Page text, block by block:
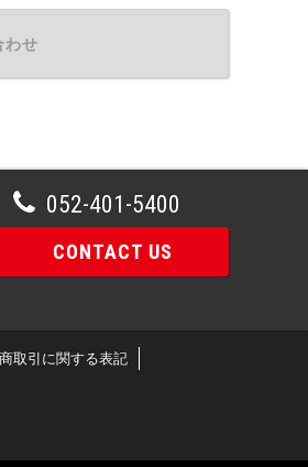
わせ
052-401-5400
CONTACT US
取引に関する表記